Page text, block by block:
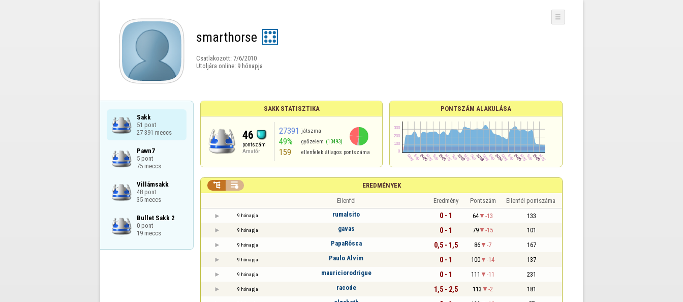
smarthorse
Csatlakozott: 7/6/2010
Utoljára online: 9 hónapja
☰
Sakk
51 pont
27 391 meccs
Pawn7
5 pont
75 meccs
Villámsakk
48 pont
35 meccs
Bullet Sakk 2
0 pont
19 meccs
SAKK STATISZTIKA
46
pontszám
Amatőr
27391 játszma
49% győzelem (13493)
159 ellenfelek átlagos pontszáma
PONTSZÁM ALAKULÁSA
EREDMÉNYEK
 
Ellenfél Eredmény Pontszám Ellenfél pontszáma
9 hónapja rumalsito 0 - 1 64 -13 133
9 hónapja gavas 0 - 1 79 -15 101
9 hónapja PapaRôsca 0,5 - 1,5 86 -7 167
9 hónapja Paulo Alvim 0 - 1 100 -14 137
9 hónapja mauriciorodrigue 0 - 1 111 -11 231
9 hónapja racode 1,5 - 2,5 113 -2 181